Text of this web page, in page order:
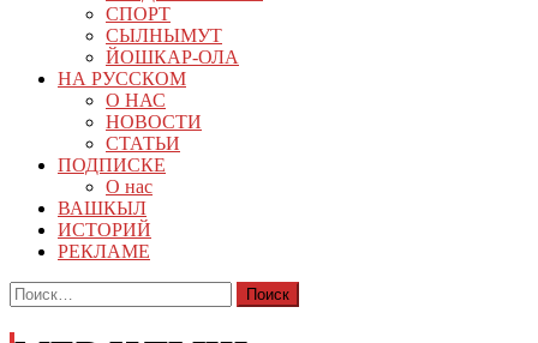
СПОРТ
СЫЛНЫМУТ
ЙОШКАР-ОЛА
НА РУССКОМ
О НАС
НОВОСТИ
СТАТЬИ
ПОДПИСКЕ
О нас
ВАШКЫЛ
ИСТОРИЙ
РЕКЛАМЕ
Найти: